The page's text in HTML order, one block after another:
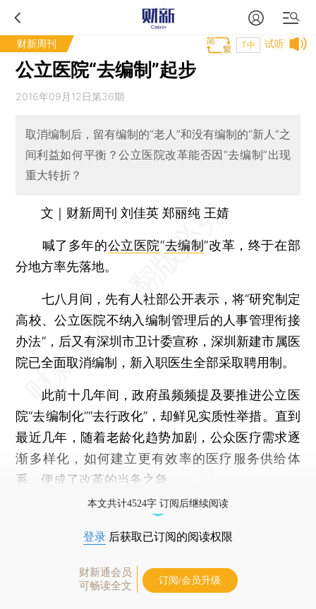
财新周刊 试听
T中
公立医院“去编制”起步
2016年09月12日第36期
取消编制后，留有编制的“老人”和没有编制的“新人”之
间利益如何平衡？公立医院改革能否因“去编制”出现
重大转折？
文｜财新周刊 刘佳英 郑丽纯 王婧
喊了多年的公立医院“去编制”改革，终于在部
分地方率先落地。
七八月间，先有人社部公开表示，将“研究制定
高校、公立医院不纳入编制管理后的人事管理衔接
办法”，后又有深圳市卫计委宣称，深圳新建市属医
院已全面取消编制，新入职医生全部采取聘用制。
此前十几年间，政府虽频频提及要推进公立医
院“去编制化”“去行政化”，却鲜见实质性举措。直到
最近几年，随着老龄化趋势加剧，公众医疗需求逐
渐多样化，如何建立更有效率的医疗服务供给体
系，便成了改革的当务之急。
本文共计4524字 订阅后继续阅读
登录 后获取已订阅的阅读权限
财新通会员
可畅读全文
订阅/会员升级